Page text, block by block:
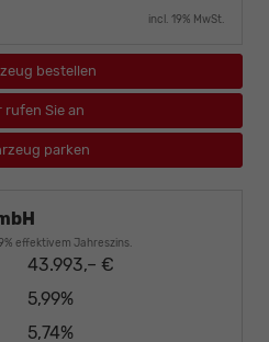
incl. 19% MwSt.
bestellen
rufen Sie an
parken
effektivem Jahreszins.
43.993,– €
5,99%
5,74%